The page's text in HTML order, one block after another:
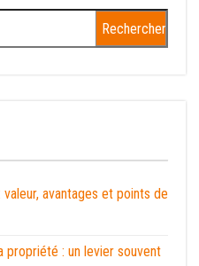
avantages et points de
propriété : un levier souvent